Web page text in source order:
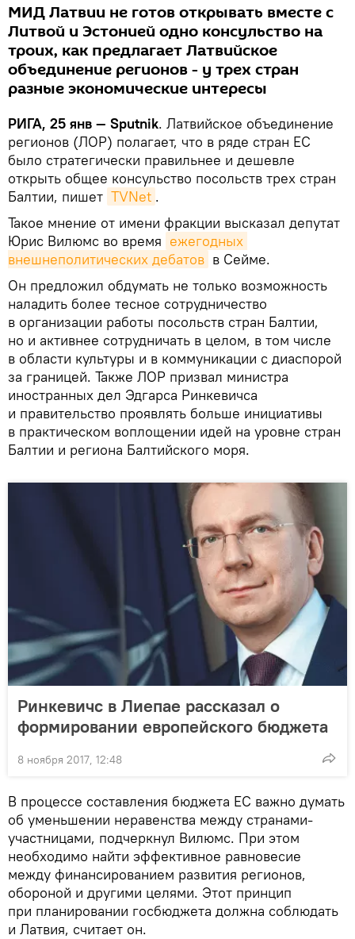
МИД Латвии не готов открывать вместе с
Литвой и Эстонией одно консульство на
троих, как предлагает Латвийское
объединение регионов - у трех стран
разные экономические интересы
РИГА, 25 янв — Sputnik. Латвийское объединение
регионов (ЛОР) полагает, что в ряде стран ЕС
было стратегически правильнее и дешевле
открыть общее консульство посольств трех стран
Балтии, пишет TVNet .
Такое мнение от имени фракции высказал депутат
Юрис Вилюмс во время ежегодных
внешнеполитических дебатов в Сейме.
Он предложил обдумать не только возможность
наладить более тесное сотрудничество
в организации работы посольств стран Балтии,
но и активнее сотрудничать в целом, в том числе
в области культуры и в коммуникации с диаспорой
за границей. Также ЛОР призвал министра
иностранных дел Эдгарса Ринкевичса
и правительство проявлять больше инициативы
в практическом воплощении идей на уровне стран
Балтии и региона Балтийского моря.
Ринкевичс в Лиепае рассказал о
формировании европейского бюджета
8 ноября 2017, 12:48
В процессе составления бюджета ЕС важно думать
об уменьшении неравенства между странами-
участницами, подчеркнул Вилюмс. При этом
необходимо найти эффективное равновесие
между финансированием развития регионов,
обороной и другими целями. Этот принцип
при планировании госбюджета должна соблюдать
и Латвия, считает он.